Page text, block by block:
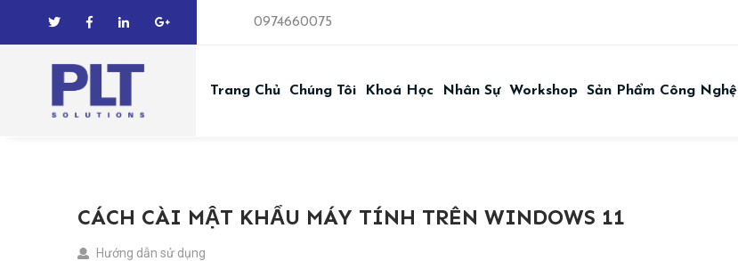
0974660075
Trang Chủ Chúng Tôi Khoá Học Nhân Sự Workshop Sản Phẩm Công Nghệ
CÁCH CÀI MẬT KHẨU MÁY TÍNH TRÊN WINDOWS 11
Hướng dẫn sử dụng